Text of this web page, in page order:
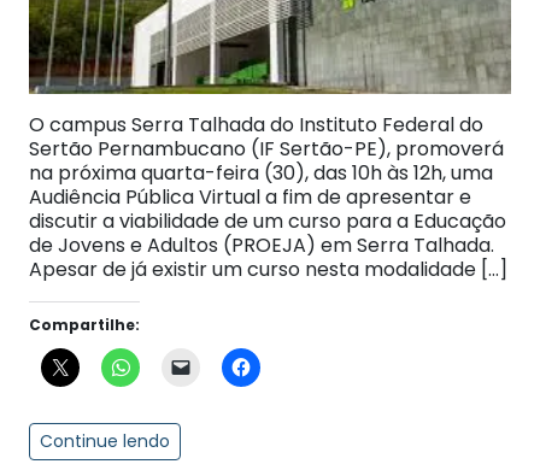
O campus Serra Talhada do Instituto Federal do
Sertão Pernambucano (IF Sertão-PE), promoverá
na próxima quarta-feira (30), das 10h às 12h, uma
Audiência Pública Virtual a fim de apresentar e
discutir a viabilidade de um curso para a Educação
de Jovens e Adultos (PROEJA) em Serra Talhada.
Apesar de já existir um curso nesta modalidade […]
Compartilhe:
Continue lendo